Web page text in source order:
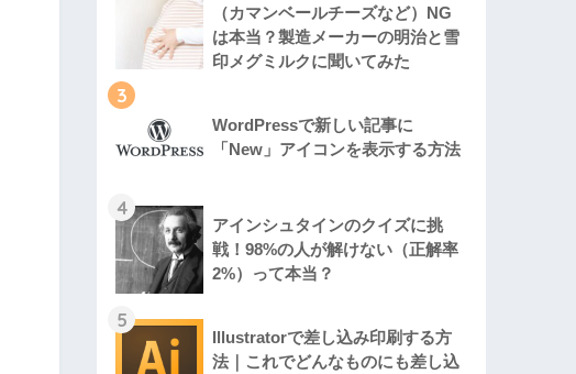
（カマンベールチーズなど）NG
は本当？製造メーカーの明治と雪
印メグミルクに聞いてみた
3
WordPressで新しい記事に
「New」アイコンを表示する方法
4
アインシュタインのクイズに挑
戦！98%の人が解けない（正解率
2%）って本当？
5
Illustratorで差し込み印刷する方
法｜これでどんなものにも差し込